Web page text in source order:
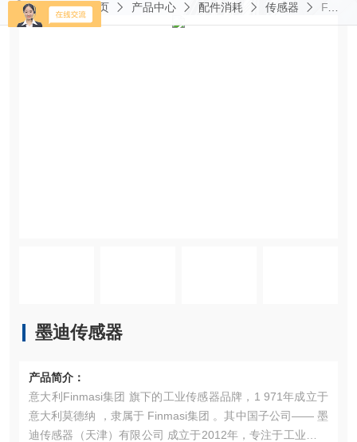
当前位置：首页 产品中心 配件消耗 传感器 FA17/BP-OE墨迪传感器
墨迪传感器
产品简介：
意大利Finmasi集团 旗下的工业传感器品牌，1 971年成立于
意大利莫德纳 ，隶属于 Finmasi集团 。其中国子公司—— 墨
迪传感器（天津）有限公司 成立于2012年，专注于工业传感